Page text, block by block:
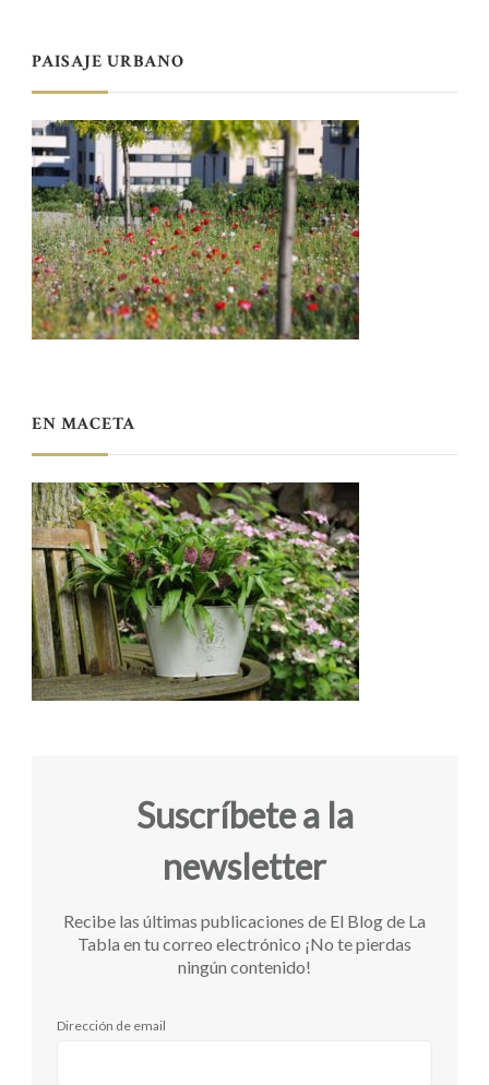
PAISAJE URBANO
EN MACETA
Suscríbete a la
newsletter
Recibe las últimas publicaciones de El Blog de La
Tabla en tu correo electrónico ¡No te pierdas
ningún contenido!
Dirección de email